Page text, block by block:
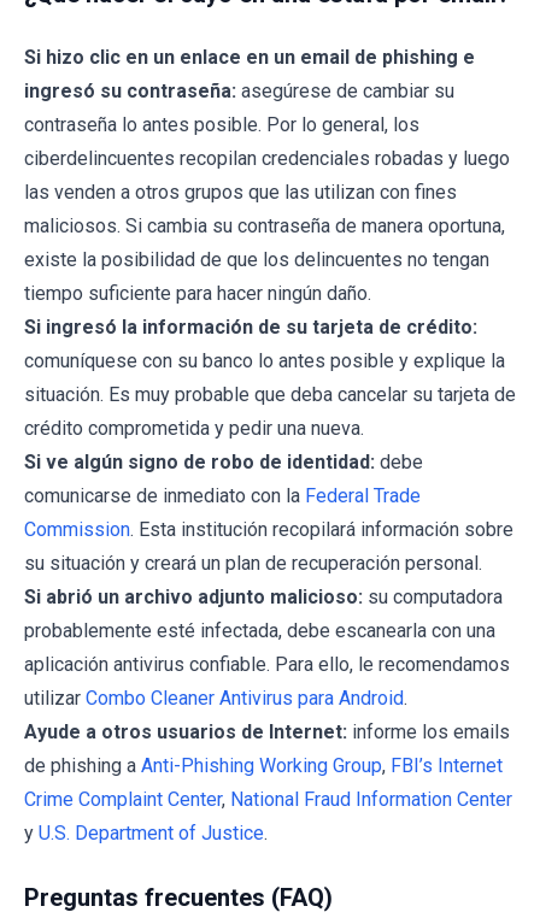
Si hizo clic en un enlace en un email de phishing e
ingresó su contraseña: asegúrese de cambiar su
contraseña lo antes posible. Por lo general, los
ciberdelincuentes recopilan credenciales robadas y luego
las venden a otros grupos que las utilizan con fines
maliciosos. Si cambia su contraseña de manera oportuna,
existe la posibilidad de que los delincuentes no tengan
tiempo suficiente para hacer ningún daño.
Si ingresó la información de su tarjeta de crédito:
comuníquese con su banco lo antes posible y explique la
situación. Es muy probable que deba cancelar su tarjeta de
crédito comprometida y pedir una nueva.
Si ve algún signo de robo de identidad: debe
comunicarse de inmediato con la Federal Trade
Commission. Esta institución recopilará información sobre
su situación y creará un plan de recuperación personal.
Si abrió un archivo adjunto malicioso: su computadora
probablemente esté infectada, debe escanearla con una
aplicación antivirus confiable. Para ello, le recomendamos
utilizar Combo Cleaner Antivirus para Android.
Ayude a otros usuarios de Internet: informe los emails
de phishing a Anti-Phishing Working Group, FBI’s Internet
Crime Complaint Center, National Fraud Information Center
y U.S. Department of Justice.
Preguntas frecuentes (FAQ)